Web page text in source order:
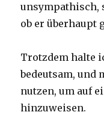
unsympathisch,
ob er überhaupt
Trotzdem halte
bedeutsam, und
nutzen, um auf
hinzuweisen.